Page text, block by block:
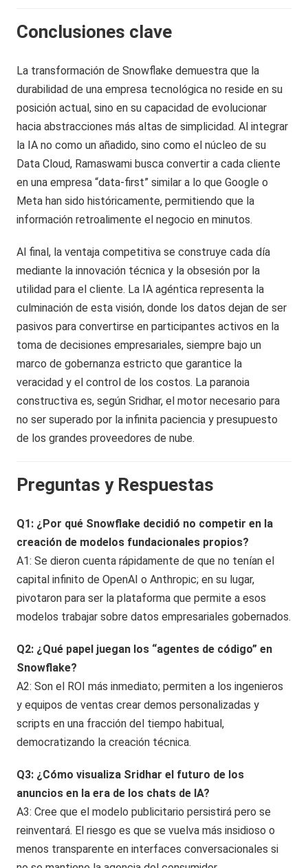
Conclusiones clave
La transformación de Snowflake demuestra que la
durabilidad de una empresa tecnológica no reside en su
posición actual, sino en su capacidad de evolucionar
hacia abstracciones más altas de simplicidad. Al integrar
la IA no como un añadido, sino como el núcleo de su
Data Cloud, Ramaswami busca convertir a cada cliente
en una empresa “data-first” similar a lo que Google o
Meta han sido históricamente, permitiendo que la
información retroalimente el negocio en minutos.
Al final, la ventaja competitiva se construye cada día
mediante la innovación técnica y la obsesión por la
utilidad para el cliente. La IA agéntica representa la
culminación de esta visión, donde los datos dejan de ser
pasivos para convertirse en participantes activos en la
toma de decisiones empresariales, siempre bajo un
marco de gobernanza estricto que garantice la
veracidad y el control de los costos. La paranoia
constructiva es, según Sridhar, el motor necesario para
no ser superado por la infinita paciencia y presupuesto
de los grandes proveedores de nube.
Preguntas y Respuestas
Q1: ¿Por qué Snowflake decidió no competir en la
creación de modelos fundacionales propios?
A1: Se dieron cuenta rápidamente de que no tenían el
capital infinito de OpenAI o Anthropic; en su lugar,
pivotaron para ser la plataforma que permite a esos
modelos trabajar sobre datos empresariales gobernados.
Q2: ¿Qué papel juegan los “agentes de código” en
Snowflake?
A2: Son el ROI más inmediato; permiten a los ingenieros
y equipos de ventas crear demos personalizadas y
scripts en una fracción del tiempo habitual,
democratizando la creación técnica.
Q3: ¿Cómo visualiza Sridhar el futuro de los
anuncios en la era de los chats de IA?
A3: Cree que el modelo publicitario persistirá pero se
reinventará. El riesgo es que se vuelva más insidioso o
menos transparente en interfaces conversacionales si